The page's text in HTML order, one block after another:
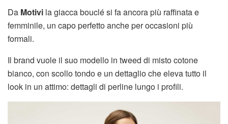
Da Motivi la giacca bouclé si fa ancora più raffinata e
femminile, un capo perfetto anche per occasioni più
formali.
Il brand vuole il suo modello in tweed di misto cotone
bianco, con scollo tondo e un dettaglio che eleva tutto il
look in un attimo: dettagli di perline lungo i profili.